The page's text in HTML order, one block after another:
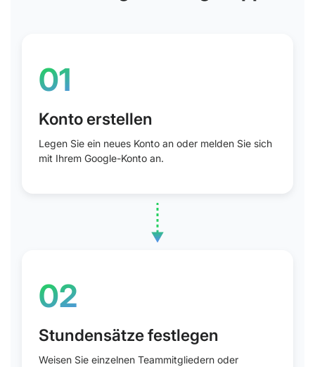
Wie starten Sie in nur wenigen
Schritten mit der
Rechnungsstellungs-App?
01
Konto erstellen
Legen Sie ein neues Konto an oder melden Sie sich
mit Ihrem Google-Konto an.
02
Weisen Sie einzelnen Teammitgliedern oder